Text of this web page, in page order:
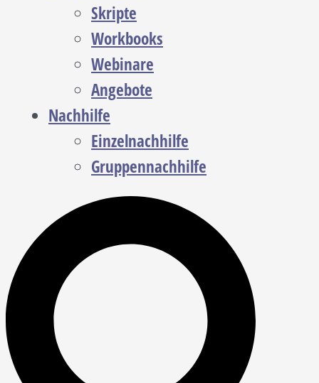
Skripte
Workbooks
Webinare
Angebote
Nachhilfe
Einzelnachhilfe
Gruppennachhilfe